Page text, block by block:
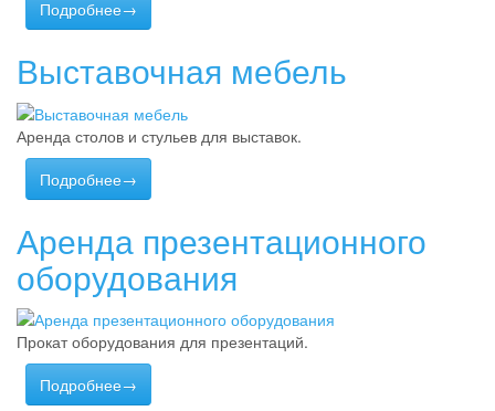
Подробнее→
Выставочная мебель
Аренда столов и стульев для выставок.
Подробнее→
Аренда презентационного
оборудования
Прокат оборудования для презентаций.
Подробнее→